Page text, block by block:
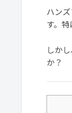
ハン
す。
しか
か？